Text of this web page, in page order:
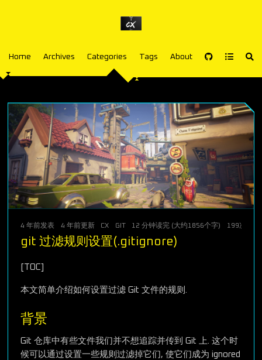
Home Archives Categories Tags About
4 年前发表 4 年前更新 CX GIT 12 分钟读完 (大约1856个字) 199次访问
git 过滤规则设置(.gitignore)
[TOC]
本文简单介绍如何设置过滤 Git 文件的规则.
背景
Git 仓库中有些文件我们并不想追踪并传到 Git 上. 这个时
候可以通过设置一些规则过滤掉它们, 使它们成为 ignored